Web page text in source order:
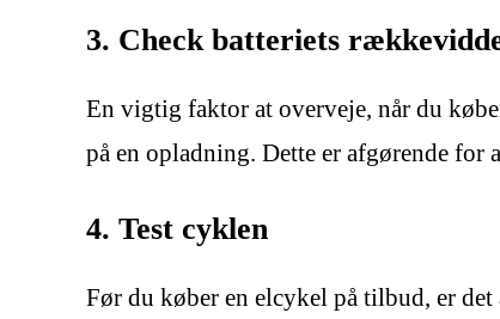
3. Check batteriets
En vigtig faktor at overveje, når du
på en opladning. Dette er afgørende
4. Test cyklen
Før du køber en elcykel på tilbud, er